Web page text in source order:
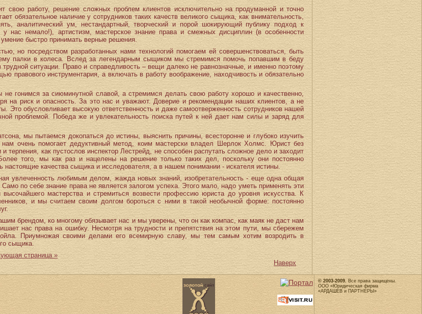
работу, решение сложных проблем клиентов исключительно на продуманной и точно
обязательное наличие у сотрудников таких качеств великого сыщика, как внимательность,
аналитический ум, нестандартный, творческий и порой шокирующий публику подход к
нас немало!), артистизм, мастерское знание права и смежных дисциплин (в особенности
быстро принимать верные решения.
но посредством разработанных нами технологий помогаем ей совершенствоваться, быть
палки в колеса. Вслед за легендарным сыщиком мы стремимся помочь попавшим в беду
ситуации. Право и справедливость – вещи далеко не равнозначные, и именно поэтому
правового инструментария, а включать в работу воображение, находчивость и обязательно
гонимся за сиюминутной славой, а стремимся делать свою работу хорошо и качественно,
на риск и опасность. За это нас и уважают. Доверие и рекомендации наших клиентов, а не
Это обусловливает высокую ответственность и даже самоотверженность сотрудников нашей
проблемой. Победа же и увлекательность поиска путей к ней дает нам силы и заряд для
мы пытаемся докопаться до истины, выяснить причины, всесторонне и глубоко изучить
очень помогает дедуктивный метод, коим мастерски владел Шерлок Холмс. Юрист без
терпения, как пустослов инспектор Лестрейд, не способен распутать сложное дело и заходит
того, мы как раз и нацелены на решение только таких дел, поскольку они постоянно
настоящие качества сыщика и исследователя, а в нашем понимании - искателя истины.
увлеченность любимым делом, жажда новых знаний, изобретательность - еще одна общая
по себе знание права не является залогом успеха. Этого мало, надо уметь применять эти
высочайшего мастерства и стремиться возвести профессию юриста до уровня искусства. К
и мы считаем своим долгом бороться с ними в такой необычной форме: постоянно
брендом, ко многому обязывает нас и мы уверены, что он как компас, как маяк не даст нам
нас права на ошибку. Несмотря на трудности и препятствия на этом пути, мы сбережем
Приумножая своими делами его всемирную славу, мы тем самым хотим возродить в
сыщика.
страница »
Наверх
© 2003-2009. Все права защищены.
ООО «Юридическая фирма
«АРДАШЕВ и ПАРТНЕРЫ»